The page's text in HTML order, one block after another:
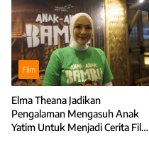
Film
Elma Theana Jadikan
Pengalaman Mengasuh Anak
Yatim Untuk Menjadi Cerita Film